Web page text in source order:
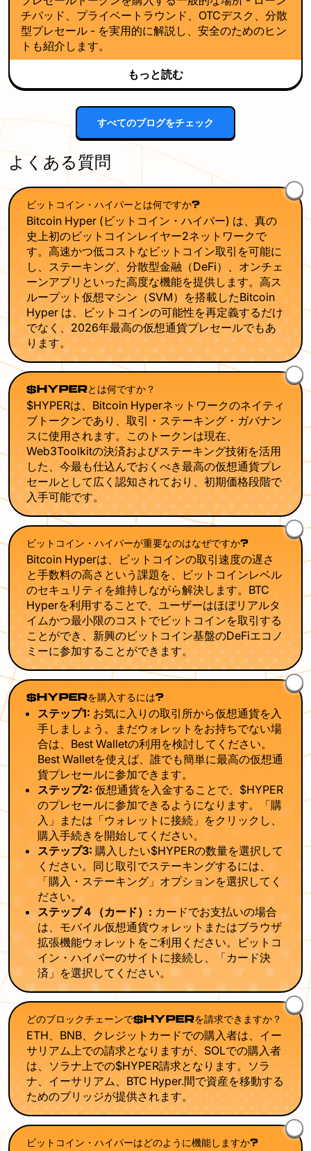
チパッド、プライベートラウンド、OTCデスク、分散
型プレセール - を実用的に解説し、安全のためのヒン
トも紹介します。
もっと読む
すべてのブログをチェック
よくある質問
ビットコイン・ハイパーとは何ですか?
Bitcoin Hyper (ビットコイン・ハイパー) は、真の
史上初のビットコインレイヤー2ネットワークで
す。高速かつ低コストなビットコイン取引を可能に
し、ステーキング、分散型金融（DeFi）、オンチェ
ーンアプリといった高度な機能を提供します。高ス
ループット仮想マシン（SVM）を搭載したBitcoin
Hyper は、ビットコインの可能性を再定義するだけ
でなく、2026年最高の仮想通貨プレセールでもあ
ります。
$HYPERとは何ですか？
$HYPERは、Bitcoin Hyperネットワークのネイティ
ブトークンであり、取引・ステーキング・ガバナン
スに使用されます。このトークンは現在、
Web3Toolkitの決済およびステーキング技術を活用
した、今最も仕込んでおくべき最高の仮想通貨プレ
セールとして広く認知されており、初期価格段階で
入手可能です。
ビットコイン・ハイパーが重要なのはなぜですか?
Bitcoin Hyperは、ビットコインの取引速度の遅さ
と手数料の高さという課題を、ビットコインレベル
のセキュリティを維持しながら解決します。BTC
Hyperを利用することで、ユーザーはほぼリアルタ
イムかつ最小限のコストでビットコインを取引する
ことができ、新興のビットコイン基盤のDeFiエコノ
ミーに参加することができます。
$HYPERを購入するには?
ステップ1: お気に入りの取引所から仮想通貨を入
手しましょう。まだウォレットをお持ちでない場
合は、Best Walletの利用を検討してください。
Best Walletを使えば、誰でも簡単に最高の仮想通
貨プレセールに参加できます。
ステップ2: 仮想通貨を入金することで、$HYPER
のプレセールに参加できるようになります。「購
入」または「ウォレットに接続」をクリックし、
購入手続きを開始してください。
ステップ3: 購入したい$HYPERの数量を選択して
ください。同じ取引でステーキングするには、
「購入・ステーキング」オプションを選択してく
ださい。
ステップ４（カード）: カードでお支払いの場合
は、モバイル仮想通貨ウォレットまたはブラウザ
拡張機能ウォレットをご利用ください。ビットコ
イン・ハイパーのサイトに接続し、「カード決
済」を選択してください。
どのブロックチェーンで$HYPERを請求できますか？
ETH、BNB、クレジットカードでの購入者は、イー
サリアム上での請求となりますが、SOLでの購入者
は、ソラナ上での$HYPER請求となります。ソラ
ナ、イーサリアム、BTC Hyper.間で資産を移動する
ためのブリッジが提供されます。
ビットコイン・ハイパーはどのように機能しますか?